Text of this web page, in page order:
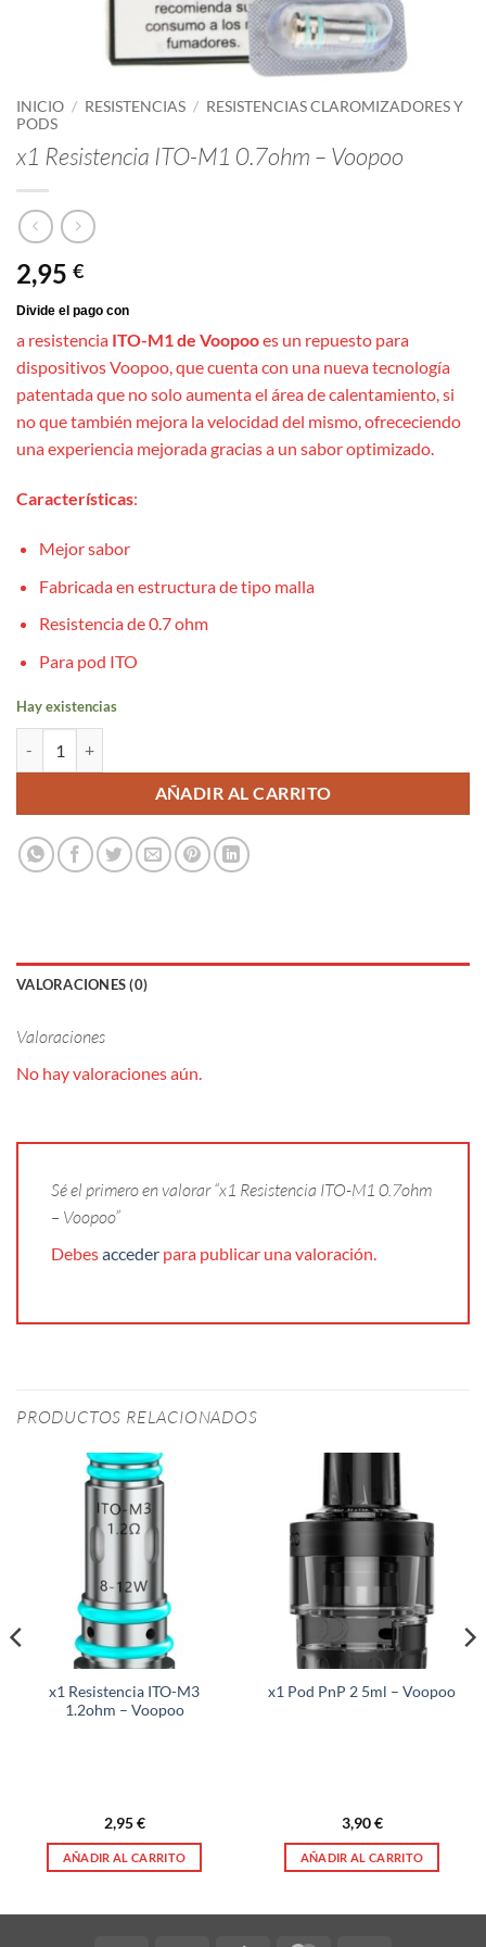
INICIO / RESISTENCIAS / RESISTENCIAS CLAROMIZADORES Y
PODS
x1 Resistencia ITO-M1 0.7ohm – Voopoo
2,95 €
a resistencia ITO-M1 de Voopooes un repuesto para
dispositivos Voopoo, que cuenta con una nueva tecnología
patentada que no solo aumenta el área de calentamiento, si
no que también mejora la velocidad del mismo, ofrececiendo
una experiencia mejorada gracias a un sabor optimizado.
Características:
Mejor sabor
Fabricada en estructura de tipo malla
Resistencia de 0.7 ohm
Para pod ITO
Hay existencias
AÑADIR AL CARRITO
VALORACIONES (0)
Valoraciones
No hay valoraciones aún.
Sé el primero en valorar “x1 Resistencia ITO-M1 0.7ohm
– Voopoo”
Debesacceder para publicar una valoración.
PRODUCTOS RELACIONADOS
x1 Resistencia ITO-M3
1.2ohm – Voopoo
2,95€
AÑADIR AL CARRITO
x1 Pod PnP 2 5ml – Voopoo
3,90€
AÑADIR AL CARRITO